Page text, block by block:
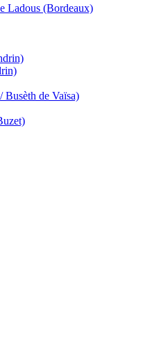
Ladous (Bordeaux)
de Vaïsa)